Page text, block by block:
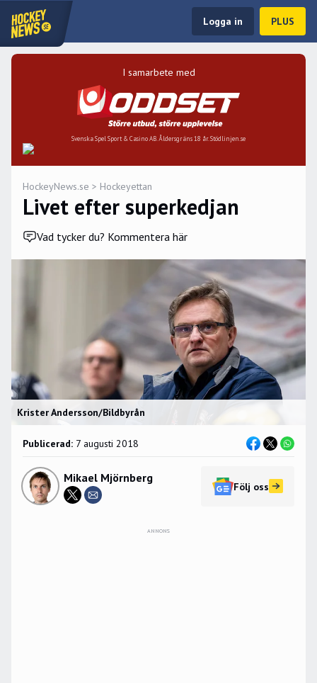
Logga in PLUS
I samarbete med
Svenska Spel Sport & Casino AB. Åldersgräns 18 år. Stödlinjen.se
HockeyNews.se > Hockeyettan
Livet efter superkedjan
Vad tycker du? Kommentera här
Krister Andersson/Bildbyrån
Publicerad: 7 augusti 2018
Mikael Mjörnberg
Följ oss
ANNONS